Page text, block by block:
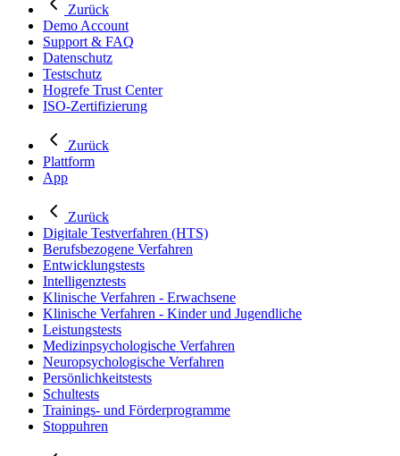
Zurück
Demo Account
Support & FAQ
Datenschutz
Testschutz
Hogrefe Trust Center
ISO-Zertifizierung
Zurück
Plattform
App
Zurück
Digitale Testverfahren (HTS)
Berufsbezogene Verfahren
Entwicklungstests
Intelligenztests
Klinische Verfahren - Erwachsene
Klinische Verfahren - Kinder und Jugendliche
Leistungstests
Medizinpsychologische Verfahren
Neuropsychologische Verfahren
Persönlichkeitstests
Schultests
Trainings- und Förderprogramme
Stoppuhren